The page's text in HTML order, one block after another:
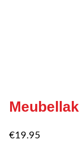
Meubellak
€19.95